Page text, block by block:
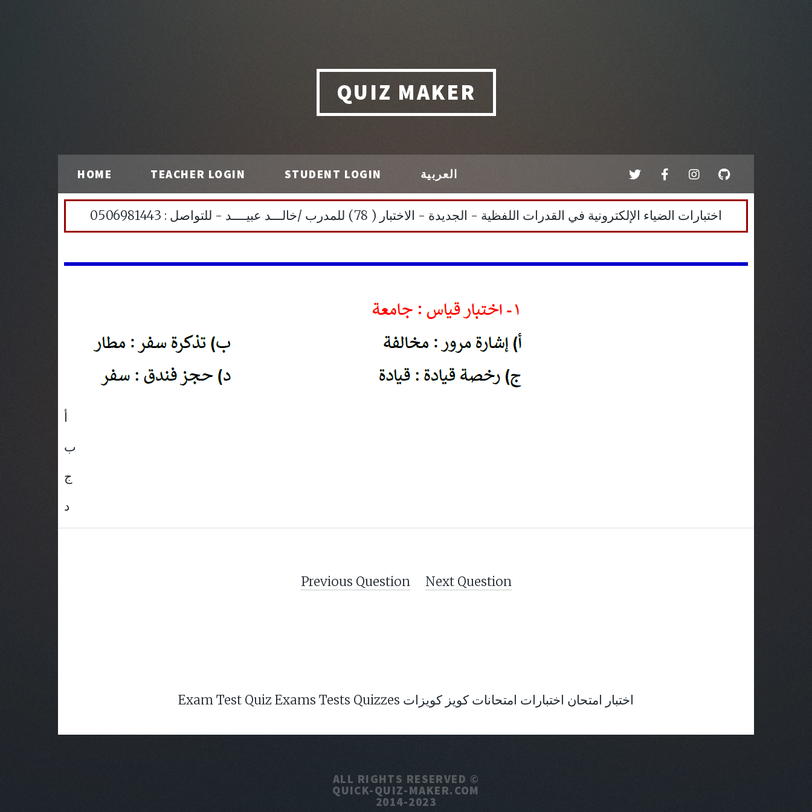
QUIZ MAKER
HOME TEACHER LOGIN STUDENT LOGIN العربية
اختبارات الضياء الإلكترونية في القدرات اللفظية - الجديدة - الاختبار ( 78) للمدرب /خالـــد عبيــــد - للتواصل : 0506981443
أ
ب
ج
د
Previous Question Next Question
Exam Test Quiz Exams Tests Quizzes اختبار امتحان اختبارات امتحانات كويز كويزات
ALL RIGHTS RESERVED ©
QUICK-QUIZ-MAKER.COM
2014-2023